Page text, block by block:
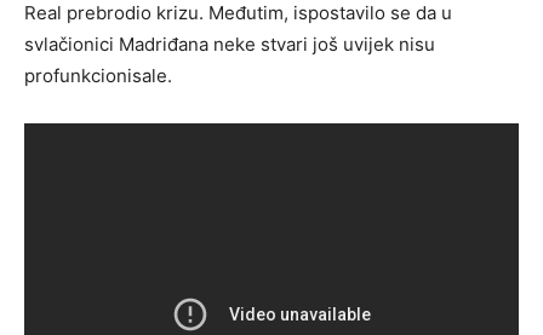
Real prebrodio krizu. Međutim, ispostavilo se da u
svlačionici Madriđana neke stvari još uvijek nisu
profunkcionisale.